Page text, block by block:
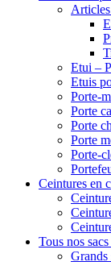
Etui –
Etuis
Porte-
Porte
Porte
Porte
Porte-
Ceintures en
Tous nos
Grands